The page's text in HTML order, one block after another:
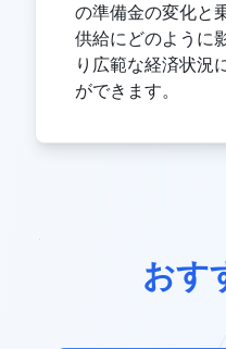
の準備金の変化と
供給にどのように
り広範な経済状況
ができます。
おす